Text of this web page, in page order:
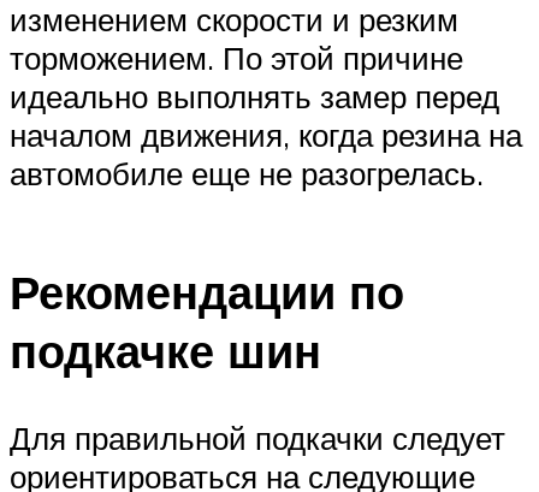
изменением скорости и резким
торможением. По этой причине
идеально выполнять замер перед
началом движения, когда резина на
автомобиле еще не разогрелась.
Рекомендации по
подкачке шин
Для правильной подкачки следует
ориентироваться на следующие